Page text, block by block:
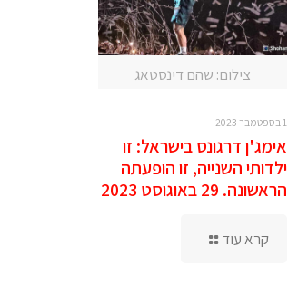
צילום: שהם דינסטאג
1 בספטמבר 2023
אימג'ן דרגונס בישראל: זו
ילדותי השנייה, זו הופעתה
הראשונה. 29 באוגוסט 2023
קרא עוד